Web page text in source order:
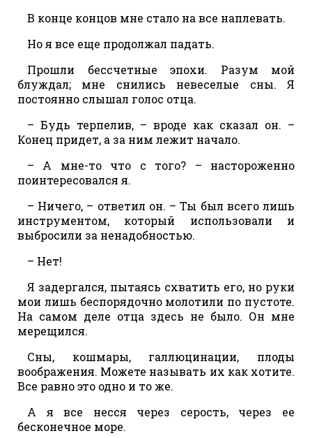
В конце концов мне стало на все наплевать.
Но я все еще продолжал падать.
Прошли бессчетные эпохи. Разум мой
блуждал; мне снились невеселые сны. Я
постоянно слышал голос отца.
– Будь терпелив, – вроде как сказал он. –
Конец придет, а за ним лежит начало.
– А мне-то что с того? – настороженно
поинтересовался я.
– Ничего, – ответил он. – Ты был всего лишь
инструментом, который использовали и
выбросили за ненадобностью.
– Нет!
Я задергался, пытаясь схватить его, но руки
мои лишь беспорядочно молотили по пустоте.
На самом деле отца здесь не было. Он мне
мерещился.
Сны, кошмары, галлюцинации, плоды
воображения. Можете называть их как хотите.
Все равно это одно и то же.
А я все несся через серость, через ее
бесконечное море.